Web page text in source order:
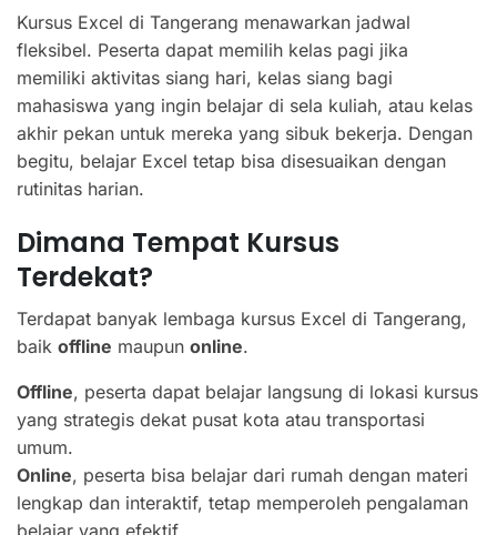
Kursus Excel di Tangerang menawarkan jadwal
fleksibel. Peserta dapat memilih kelas pagi jika
memiliki aktivitas siang hari, kelas siang bagi
mahasiswa yang ingin belajar di sela kuliah, atau kelas
akhir pekan untuk mereka yang sibuk bekerja. Dengan
begitu, belajar Excel tetap bisa disesuaikan dengan
rutinitas harian.
Dimana Tempat Kursus
Terdekat?
Terdapat banyak lembaga kursus Excel di Tangerang,
baik offline maupun online.
Offline, peserta dapat belajar langsung di lokasi kursus
yang strategis dekat pusat kota atau transportasi
umum.
Online, peserta bisa belajar dari rumah dengan materi
lengkap dan interaktif, tetap memperoleh pengalaman
belajar yang efektif.